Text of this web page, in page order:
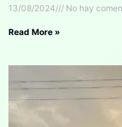
13/08/2024 No hay
Read More »